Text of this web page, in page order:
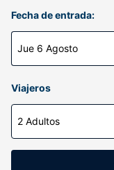
Fecha de entrada:
Jue 6 Agosto
Viajeros
2 Adultos